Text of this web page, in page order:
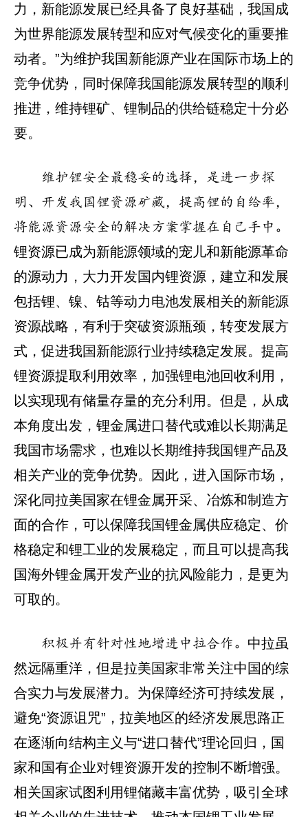
力，新能源发展已经具备了良好基础，我国成
为世界能源发展转型和应对气候变化的重要推
动者。”为维护我国新能源产业在国际市场上的
竞争优势，同时保障我国能源发展转型的顺利
推进，维持锂矿、锂制品的供给链稳定十分必
要。
维护锂安全最稳妥的选择，是进一步探
明、开发我国锂资源矿藏，提高锂的自给率，
将能源资源安全的解决方案掌握在自己手中。
锂资源已成为新能源领域的宠儿和新能源革命
的源动力，大力开发国内锂资源，建立和发展
包括锂、镍、钴等动力电池发展相关的新能源
资源战略，有利于突破资源瓶颈，转变发展方
式，促进我国新能源行业持续稳定发展。提高
锂资源提取利用效率，加强锂电池回收利用，
以实现现有储量存量的充分利用。但是，从成
本角度出发，锂金属进口替代或难以长期满足
我国市场需求，也难以长期维持我国锂产品及
相关产业的竞争优势。因此，进入国际市场，
深化同拉美国家在锂金属开采、冶炼和制造方
面的合作，可以保障我国锂金属供应稳定、价
格稳定和锂工业的发展稳定，而且可以提高我
国海外锂金属开发产业的抗风险能力，是更为
可取的。
积极并有针对性地增进中拉合作。 中拉虽
然远隔重洋，但是拉美国家非常关注中国的综
合实力与发展潜力。为保障经济可持续发展，
避免“资源诅咒”，拉美地区的经济发展思路正
在逐渐向结构主义与“进口替代”理论回归，国
家和国有企业对锂资源开发的控制不断增强。
相关国家试图利用锂储藏丰富优势，吸引全球